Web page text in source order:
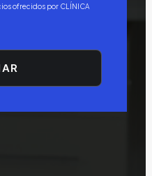
ofrecidos por CLÍNICA